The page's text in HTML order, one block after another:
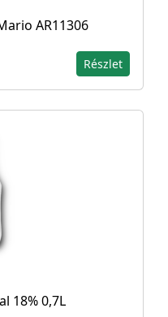
AR11306
Részlet
18% 0,7L